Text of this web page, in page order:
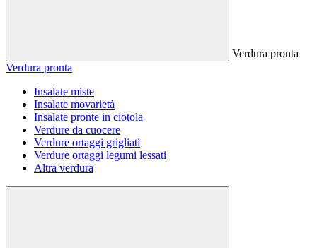
Verdura pronta
Verdura pronta
Insalate miste
Insalate movarietà
Insalate pronte in ciotola
Verdure da cuocere
Verdure ortaggi grigliati
Verdure ortaggi legumi lessati
Altra verdura